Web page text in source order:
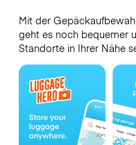
Mit der
geht es noch bequemer
Standorte in Ihrer Nähe